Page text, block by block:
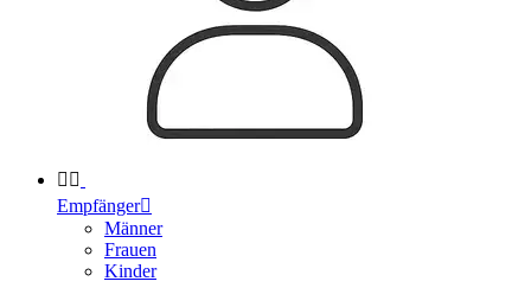
 
Empfänger
Männer
Frauen
Kinder